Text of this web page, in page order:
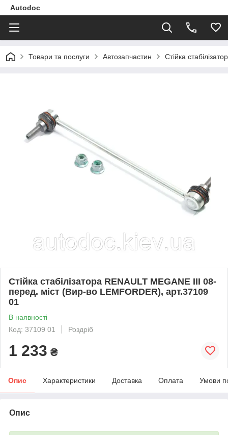
Autodoc
Товари та послуги Автозапчастин Стійка
Стійка стабілізатора RENAULT MEGANE III 08-
перед. міст (Вир-во LEMFORDER), арт.37109
01
В наявності
Код: 37109 01
Роздріб
1 233 ₴
Опис Характеристики Доставка Оплата Умови
Опис